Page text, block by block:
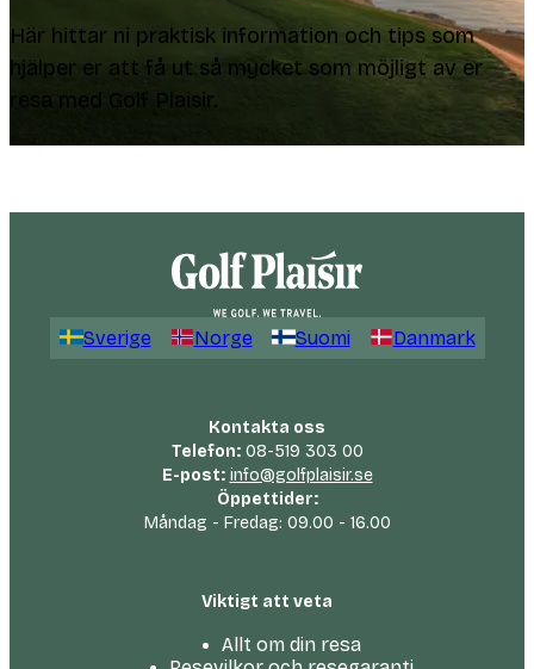
Här hittar ni praktisk information och tips som
hjälper er att få ut så mycket som möjligt av er
resa med Golf Plaisir.
Sverige Norge Suomi Danmark
Kontakta oss
Telefon:08-519 303 00
E-post: info@golfplaisir.se
Öppettider:
Måndag - Fredag: 09.00 - 16.00
Viktigt att veta
Allt om din resa